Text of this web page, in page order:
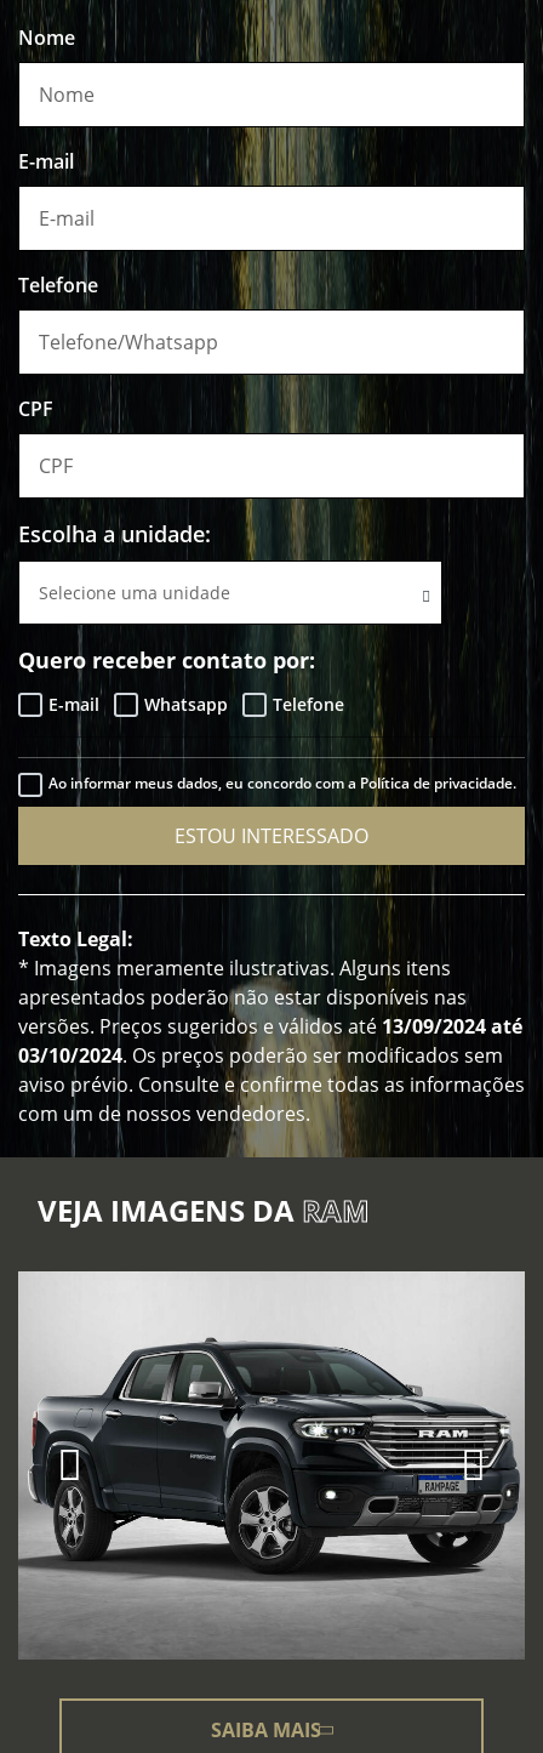
Nome
E-mail
Telefone
CPF
Escolha a unidade:
Selecione uma unidade
Quero receber contato por:
E-mail Whatsapp Telefone
Ao informar meus dados, eu concordo com a Política de privacidade.
ESTOU INTERESSADO
Texto Legal:
* Imagens meramente ilustrativas. Alguns itens
apresentados poderão não estar disponíveis nas
versões. Preços sugeridos e válidos até 13/09/2024 até
03/10/2024. Os preços poderão ser modificados sem
aviso prévio. Consulte e confirme todas as informações
com um de nossos vendedores.
VEJA IMAGENS DA RAM
SAIBA MAIS